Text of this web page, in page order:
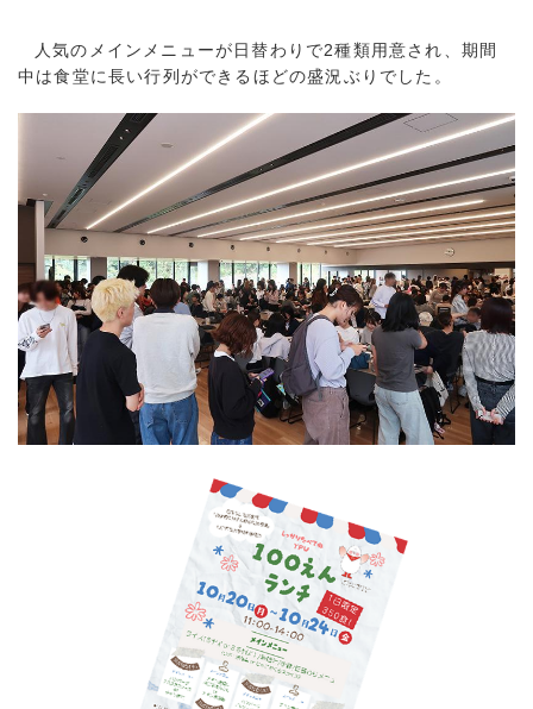
人気のメインメニューが日替わりで2種類用意され、期間
中は食堂に長い行列ができるほどの盛況ぶりでした。